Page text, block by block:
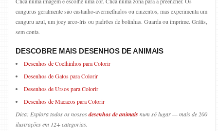
cangurus geralmente são castanho-avermelhados ou cinzentos, mas experimenta um
canguru azul, um joey arco-íris ou padrões de bolinhas. Guarda ou imprime. Grátis,
sem conta.
DESCOBRE MAIS DESENHOS DE ANIMAIS
Desenhos de Coelhinhos para Colorir
Desenhos de Gatos para Colorir
Desenhos de Ursos para Colorir
Desenhos de Macacos para Colorir
Dica: Explora todos os nossosdesenhos de animais num só lugar — mais de 200
ilustrações em 12+ categorias.